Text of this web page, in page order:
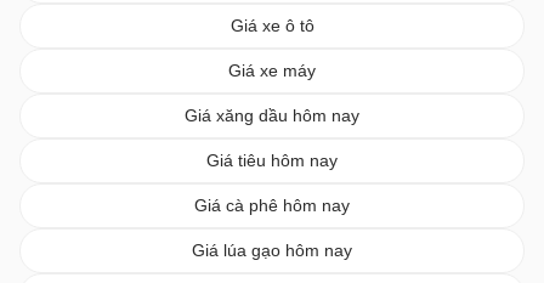
Giá xe ô tô
Giá xe máy
Giá xăng dầu hôm nay
Giá tiêu hôm nay
Giá cà phê hôm nay
Giá lúa gạo hôm nay